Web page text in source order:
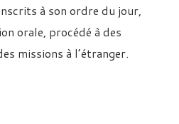
à son ordre du jour,
orale, procédé à des
missions à l’étranger.